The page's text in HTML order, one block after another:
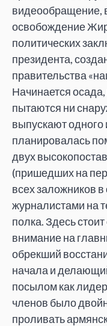
видеообращение,
освобождение
политических
президента,
правительства
Начинается
пытаются ни
выпускают одного
планировалась
двух
(пришедших на
всех заложников в
журналистами на
полка. Здесь
внимание на
обрекший
начала и
посылом как
членов было
проливать